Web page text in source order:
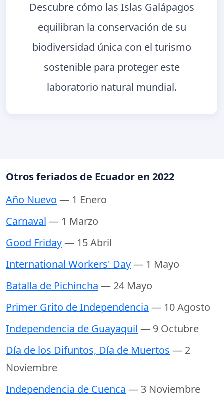
Descubre cómo las Islas Galápagos
equilibran la conservación de su
biodiversidad única con el turismo
sostenible para proteger este
laboratorio natural mundial.
Otros feriados de Ecuador en 2022
Año Nuevo — 1 Enero
Carnaval — 1 Marzo
Good Friday— 15 Abril
International Workers' Day— 1 Mayo
Batalla de Pichincha — 24 Mayo
Primer Grito de Independencia — 10 Agosto
Independencia de Guayaquil — 9 Octubre
Día de los Difuntos, Día de Muertos — 2
Noviembre
Independencia de Cuenca — 3 Noviembre